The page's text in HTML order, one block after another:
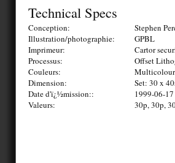
Technical Specs
Conception:
Stephen
Illustration/photographie:
GPBL
Imprimeur:
Cartor
Processus:
Offset
Couleurs:
Dimension:
Set: 30 x
Date d'ï¿½mission::
1999-06-17
Valeurs:
30p, 30p,